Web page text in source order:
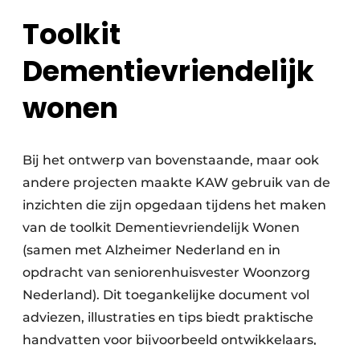
Toolkit
Dementievriendelijk
wonen
Bij het ontwerp van bovenstaande, maar ook
andere projecten maakte KAW gebruik van de
inzichten die zijn opgedaan tijdens het maken
van de toolkit Dementievriendelijk Wonen
(samen met Alzheimer Nederland en in
opdracht van seniorenhuisvester Woonzorg
Nederland). Dit toegankelijke document vol
adviezen, illustraties en tips biedt praktische
handvatten voor bijvoorbeeld ontwikkelaars,